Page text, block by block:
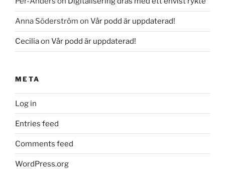
Anna Söderström on Vår podd är uppdaterad!
Ceciliaon Vår podd är uppdaterad!
META
Log in
Entries feed
Comments feed
WordPress.org